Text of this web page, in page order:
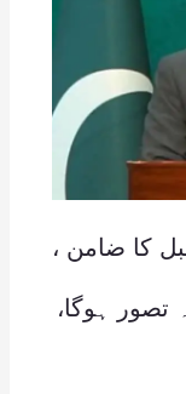
کا ضامن ،
ہوگا،